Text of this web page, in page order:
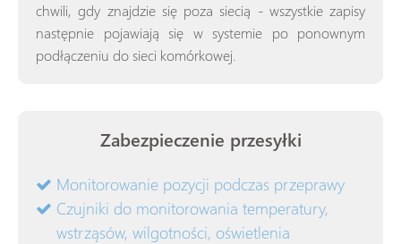
chwili, gdy znajdzie się poza siecią - wszystkie zapisy
następnie pojawiają się w systemie po ponownym
podłączeniu do sieci komórkowej.
Zabezpieczenie przesyłki
Monitorowanie pozycji podczas przeprawy
Czujniki do monitorowania temperatury,
wstrząsów, wilgotności, oświetlenia